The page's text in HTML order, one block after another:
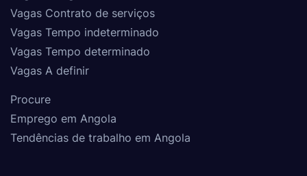
Vagas Contrato de serviços
Vagas Tempo indeterminado
Vagas Tempo determinado
Vagas A definir
Procure
Emprego em Angola
Tendências de trabalho em Angola